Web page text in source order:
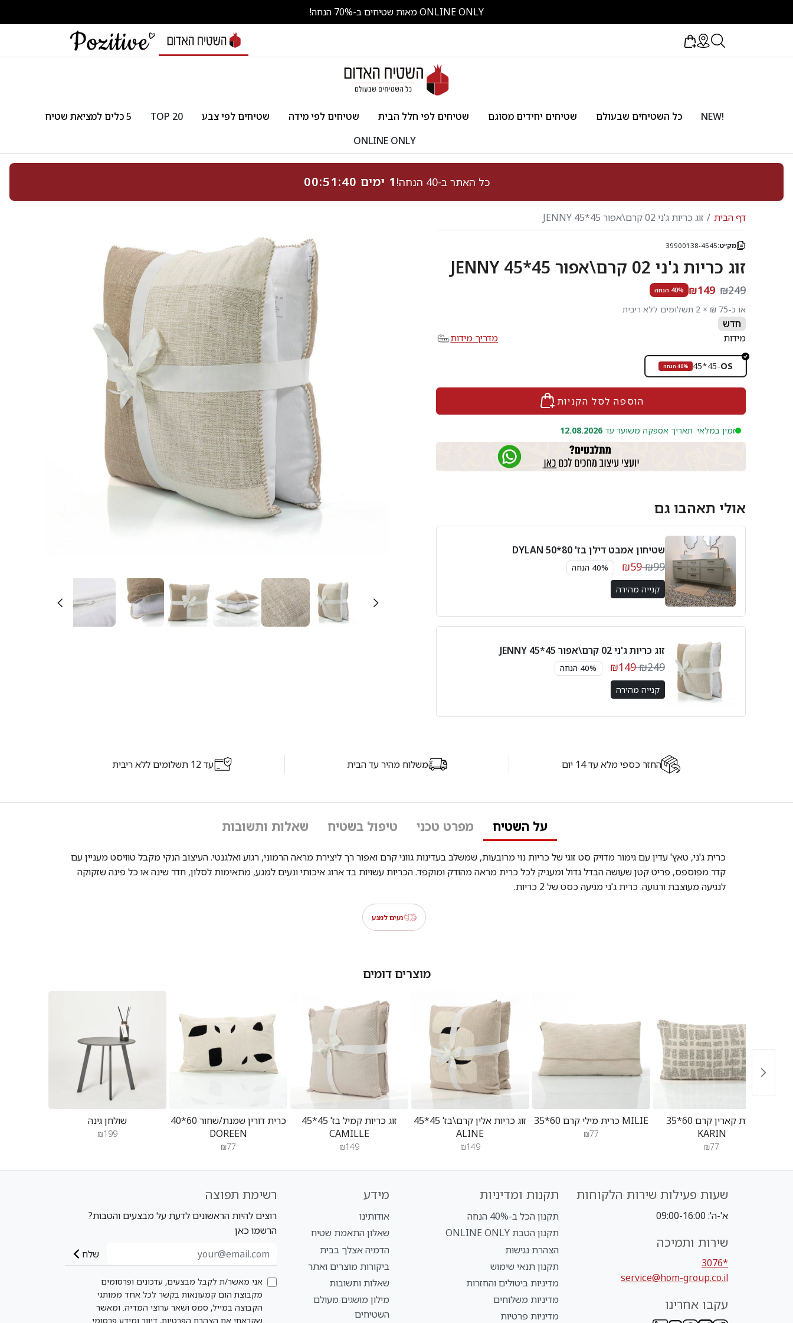
ONLINE ONLY מאות שטיחים ב-70% הנחה!
!NEW כל השטיחים שבעולם שטיחים יחידים מסוגם שטיחים לפי חלל הבית שטיחים לפי מידה שטיחים לפי צבע TOP 20
5 כלים למציאת שטיח
ONLINE ONLY
דף הבית זוג כריות ג'ני 02 קרם\אפור 45*45 JENNY
מק״ט:39900138-4545
זוג כריות ג'ני 02 קרם\אפור 45*45 JENNY
₪249
₪149 40% הנחה
או כ-75 ₪ × 2 תשלומים ללא ריבית
חדש
מידות
מדריך מידות
OS
-
45*45 40% הנחה
הוספה לסל הקניות
זמין במלאי. תאריך אספקה משוער עד 12.08.2026
אולי תאהבו גם
שטיחון אמבט דילן בז' 80*50 DYLAN
₪99
₪59 40% הנחה
קנייה מהירה
זוג כריות ג'ני 02 קרם\אפור 45*45 JENNY
₪249
₪149 40% הנחה
קנייה מהירה
החזר כספי מלא עד 14 יום משלוח מהיר עד הבית עד 12 תשלומים ללא ריבית
על השטיח מפרט טכני טיפול בשטיח שאלות ותשובות
כרית ג'ני, טאץ' עדין עם גימור מדויק סט זוגי של כריות נוי מרובעות, שמשלב בעדינות גווני קרם ואפור רך ליצירת מראה הרמוני, רגוע ואלגנטי. העיצוב הנקי מקבל טוויסט מעניין עם
קדר מפוספס, פריט קטן שעושה הבדל גדול ומעניק לכל כרית מראה מהודק ומוקפד. הכריות עשויות בד ארוג איכותי ונעים למגע, מתאימות לסלון, חדר שינה או כל פינה שזקוקה
לנגיעה מעוצבת ורגועה. כרית ג'ני מגיעה כסט של 2 כריות.
נעים למגע
מוצרים דומים
שולחן גינה
₪199
כרית דורין שמנת/שחור 60*40
DOREEN
₪77
זוג כריות קמיל בז' 45*45
CAMILLE
₪149
זוג כריות אלין קרם\בז' 45*45
ALINE
₪149
כרית מילי קרם 60*35 MILIE
₪77
כרית קארין קרם 60*35
KARIN
₪77
שעות פעילות שירות הלקוחות
א'-ה': 09:00-16:00
שירות ותמיכה
*3076
service@hom-group.co.il
עקבו אחרינו
תקנות ומדיניות
תקנון הכל ב-40% הנחה
תקנון הטבת ONLINE ONLY
הצהרת נגישות
תקנון תנאי שימוש
מדיניות ביטולים והחזרות
מדיניות משלוחים
מדיניות פרטיות
מידע
אודותינו
שאלון התאמת שטיח
הדמיה אצלך בבית
ביקורות מוצרים ואתר
שאלות ותשובות
מילון מושגים מעולם
השטיחים
רשימת תפוצה
רוצים להיות הראשונים לדעת על מבצעים והטבות?
הרשמו כאן
שלח
אני מאשר/ת לקבל מבצעים, עדכונים ופרסומים
מקבוצת הום קמעונאות בקשר לכל אחד ממותגי
הקבוצה במייל, סמס ושאר ערוצי המדיה. ומאשר
שקראתי את הצהרת הפרטיות, דיוור ומידע פרסומי